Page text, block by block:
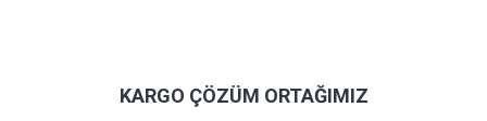
KARGO ÇÖZÜM ORTAĞIMIZ